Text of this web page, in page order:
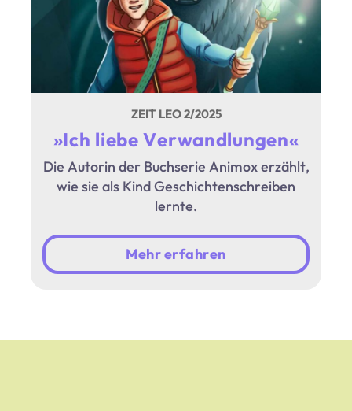
ZEIT LEO 2/2025
»Ich liebe Verwandlungen«
Die Autorin der Buchserie Animox erzählt,
wie sie als Kind Geschichtenschreiben
lernte.
Mehr erfahren